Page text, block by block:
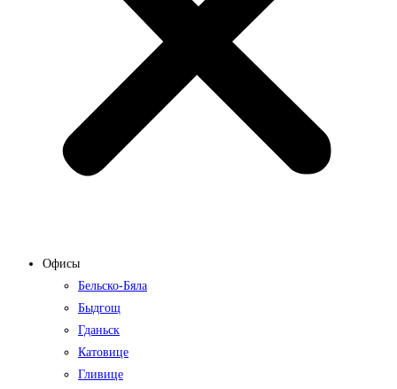
Офисы
Бельско-Бяла
Быдгощ
Гданьск
Катовице
Гливице